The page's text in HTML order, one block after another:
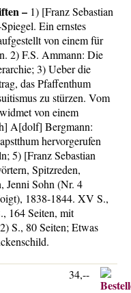
– 1) [Franz Sebastian
Ein ernstes
von einem für
2) F.S. Ammann: Die
3) Ueber die
das Pfaffenthum
zu stürzen. Vom
von einem
A[dolf] Bergmann:
hervorgerufen
5) [Franz Sebastian
Spitzreden,
Jenni Sohn (Nr. 4
1838-1844. XV S.,
164 Seiten, mit
S., 80 Seiten; Etwas
34,--